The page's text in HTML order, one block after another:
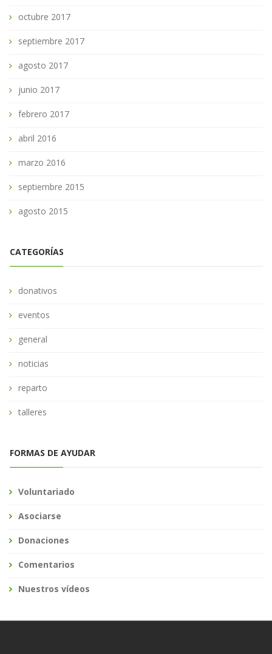
octubre 2017
septiembre 2017
agosto 2017
junio 2017
febrero 2017
abril 2016
marzo 2016
septiembre 2015
agosto 2015
CATEGORÍAS
donativos
eventos
general
noticias
reparto
talleres
FORMAS DE AYUDAR
Voluntariado
Asociarse
Donaciones
Comentarios
Nuestros vídeos